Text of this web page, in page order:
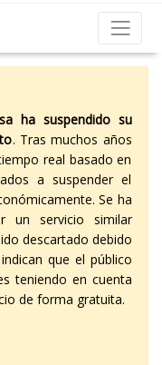
ha suspendido su
. Tras muchos años
real basado en
a suspender el
Se ha
un servicio similar
descartado debido
que el público
teniendo en cuenta
de forma gratuita.